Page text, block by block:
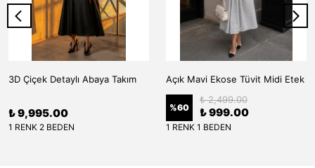
3D Çiçek Detaylı Abaya Takım
₺ 9,995.00
1 RENK 2 BEDEN
Açık Mavi Ekose Tüvit Midi Etek
%60
₺ 2,499.00
₺ 999.00
1 RENK 1 BEDEN